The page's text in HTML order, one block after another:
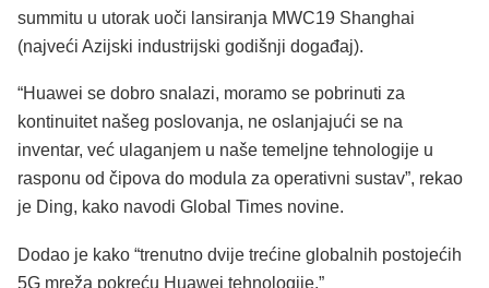
summitu u utorak uoči lansiranja MWC19 Shanghai
(najveći Azijski industrijski godišnji događaj).
“Huawei se dobro snalazi, moramo se pobrinuti za
kontinuitet našeg poslovanja, ne oslanjajući se na
inventar, već ulaganjem u naše temeljne tehnologije u
rasponu od čipova do modula za operativni sustav”, rekao
je Ding, kako navodi Global Times novine.
Dodao je kako “trenutno dvije trećine globalnih postojećih
5G mreža pokreću Huawei tehnologije.”